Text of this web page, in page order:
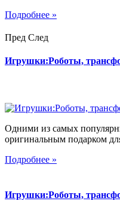
Подробнее »
Пред След
Игрушки:Роботы,
Одними из самых
оригинальным подарком
Подробнее »
Игрушки:Роботы,